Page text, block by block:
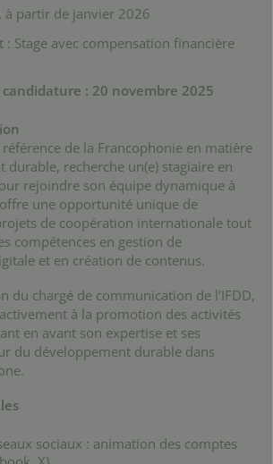
à partir de janvier 2026
: Stage avec compensation financière
: 20 novembre 2025
référence de la Francophonie en matière
durable, recherche un(e) stagiaire en
rejoindre son équipe dynamique à
offre une opportunité unique de
de coopération internationale tout
compétences en gestion de
et en création de contenus.
du chargé de communication de l’IFDD,
à la promotion des activités
en avant son expertise et ses
du développement durable dans
sociaux : animation des comptes